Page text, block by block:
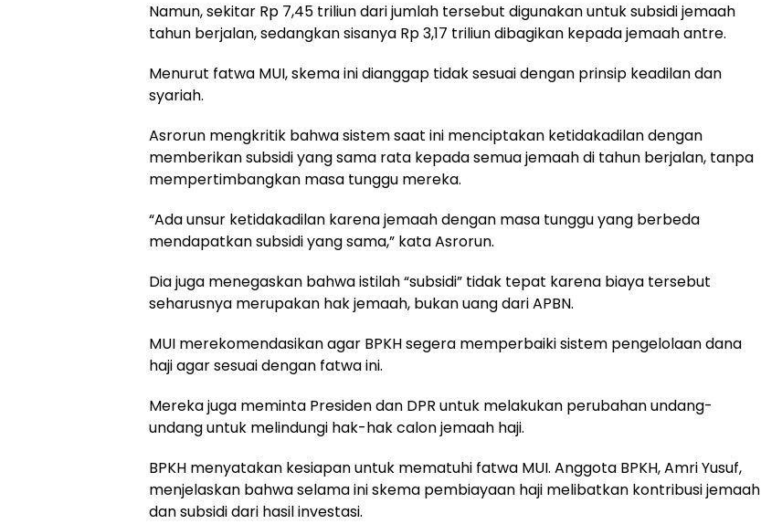
Namun, sekitar Rp 7,45 triliun dari jumlah tersebut digunakan untuk subsidi jemaah
tahun berjalan, sedangkan sisanya Rp 3,17 triliun dibagikan kepada jemaah antre.
Menurut fatwa MUI, skema ini dianggap tidak sesuai dengan prinsip keadilan dan
syariah.
Asrorun mengkritik bahwa sistem saat ini menciptakan ketidakadilan dengan
memberikan subsidi yang sama rata kepada semua jemaah di tahun berjalan, tanpa
mempertimbangkan masa tunggu mereka.
“Ada unsur ketidakadilan karena jemaah dengan masa tunggu yang berbeda
mendapatkan subsidi yang sama,” kata Asrorun.
Dia juga menegaskan bahwa istilah “subsidi” tidak tepat karena biaya tersebut
seharusnya merupakan hak jemaah, bukan uang dari APBN.
MUI merekomendasikan agar BPKH segera memperbaiki sistem pengelolaan dana
haji agar sesuai dengan fatwa ini.
Mereka juga meminta Presiden dan DPR untuk melakukan perubahan undang-
undang untuk melindungi hak-hak calon jemaah haji.
BPKH menyatakan kesiapan untuk mematuhi fatwa MUI. Anggota BPKH, Amri Yusuf,
menjelaskan bahwa selama ini skema pembiayaan haji melibatkan kontribusi jemaah
dan subsidi dari hasil investasi.